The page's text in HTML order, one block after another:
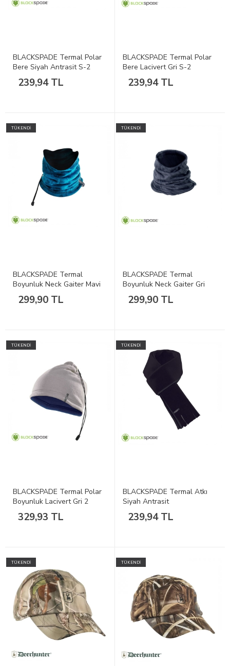
BLACKSPADE Termal Polar
Bere Siyah Antrasit S-2
239,94 TL
BLACKSPADE Termal Polar
Bere Lacivert Gri S-2
239,94 TL
TÜKENDİ
BLACKSPADE Termal
Boyunluk Neck Gaiter Mavi
299,90 TL
TÜKENDİ
BLACKSPADE Termal
Boyunluk Neck Gaiter Gri
299,90 TL
TÜKENDİ
BLACKSPADE Termal Polar
Boyunluk Lacivert Gri 2
329,93 TL
TÜKENDİ
BLACKSPADE Termal Atkı
Siyah Antrasit
239,94 TL
TÜKENDİ TÜKENDİ